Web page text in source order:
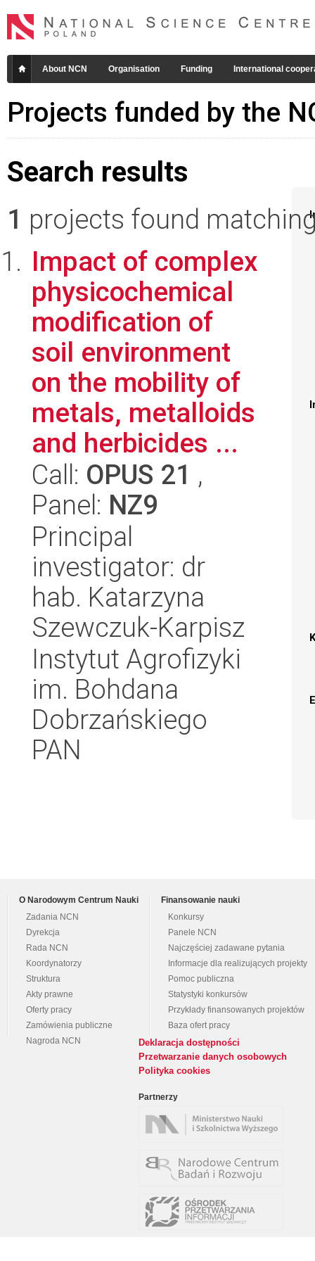
About NCN Organisation Funding International
Projects funded by the
Search results
1 projects found
Impact of complex
physicochemical
modification of
soil environment
on the mobility of
metals, metalloids
and herbicides ...
Call: OPUS 21 ,
Panel: NZ9
Principal
investigator: dr
hab. Katarzyna
Szewczuk-Karpisz
Instytut Agrofizyki
im. Bohdana
Dobrzańskiego
PAN
O Narodowym Centrum Nauki
Zadania NCN
Dyrekcja
Rada NCN
Koordynatorzy
Struktura
Akty prawne
Oferty pracy
Zamówienia publiczne
Nagroda NCN
Finansowanie nauki
Konkursy
Panele NCN
Najczęściej zadawane pytania
Informacje dla realizujących projekty
Pomoc publiczna
Statystyki konkursów
Przykłady finansowanych projektów
Baza ofert pracy
Deklaracja dostępności
Przetwarzanie danych osobowych
Polityka cookies
Partnerzy